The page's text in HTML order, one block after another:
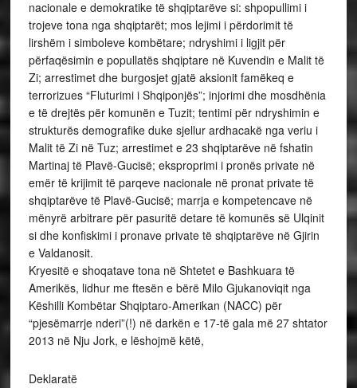
nacionale e demokratike të shqiptarëve si: shpopullimi i
trojeve tona nga shqiptarët; mos lejimi i përdorimit të
lirshëm i simboleve kombëtare; ndryshimi i ligjit për
përfaqësimin e popullatës shqiptare në Kuvendin e Malit të
Zi; arrestimet dhe burgosjet gjatë aksionit famëkeq e
terrorizues “Fluturimi i Shqiponjës”; injorimi dhe mosdhënia
e të drejtës për komunën e Tuzit; tentimi për ndryshimin e
strukturës demografike duke sjellur ardhacakë nga veriu i
Malit të Zi në Tuz; arrestimet e 23 shqiptarëve në fshatin
Martinaj të Plavë-Gucisë; eksproprimi i pronës private në
emër të krijimit të parqeve nacionale në pronat private të
shqiptarëve të Plavë-Gucisë; marrja e kompetencave në
mënyrë arbitrare për pasuritë detare të komunës së Ulqinit
si dhe konfiskimi i pronave private të shqiptarëve në Gjirin
e Valdanosit.
Kryesitë e shoqatave tona në Shtetet e Bashkuara të
Amerikës, lidhur me ftesën e bërë Milo Gjukanoviqit nga
Këshilli Kombëtar Shqiptaro-Amerikan (NACC) për
“pjesëmarrje nderi”(!) në darkën e 17-të gala më 27 shtator
2013 në Nju Jork, e lëshojmë këtë,
Deklaratë